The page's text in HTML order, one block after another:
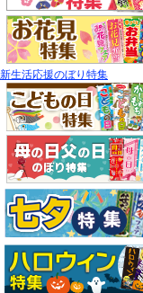
新生活応援のぼり特集